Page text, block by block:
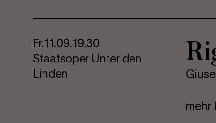
Fr.11.09.19.30
Staatsoper Unter den
Linden
mehr